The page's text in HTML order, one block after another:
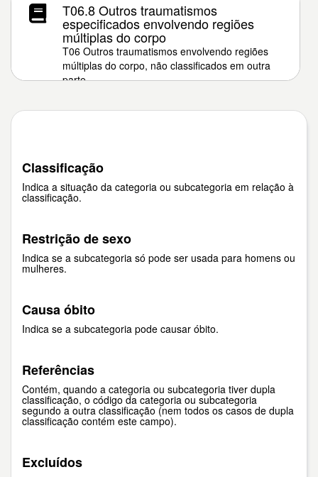
T06.8 Outros traumatismos
especificados envolvendo regiões
múltiplas do corpo
T06 Outros traumatismos envolvendo regiões
múltiplas do corpo, não classificados em outra
parte
Classificação
Indica a situação da categoria ou subcategoria em relação à
classificação.
Restrição de sexo
Indica se a subcategoria só pode ser usada para homens ou
mulheres.
Causa óbito
Indica se a subcategoria pode causar óbito.
Referências
Contém, quando a categoria ou subcategoria tiver dupla
classificação, o código da categoria ou subcategoria
segundo a outra classificação (nem todos os casos de dupla
classificação contém este campo).
Excluídos